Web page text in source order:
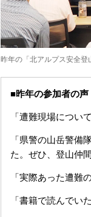
昨年の「北アルプス安全
■昨年の参加者の声
「遭難現場につい
「県警の山岳警備
た。ぜひ、登山仲
「実際あった遭難
「書籍で読んでい